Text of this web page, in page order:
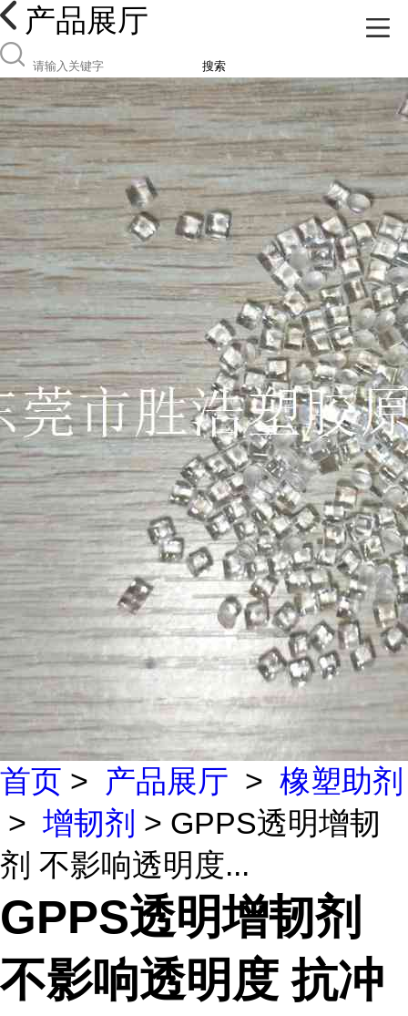
产品展厅
搜索
首页 > 产品展厅 > 橡塑助剂
> 增韧剂 > GPPS透明增韧
剂 不影响透明度...
GPPS透明增韧剂
不影响透明度 抗冲